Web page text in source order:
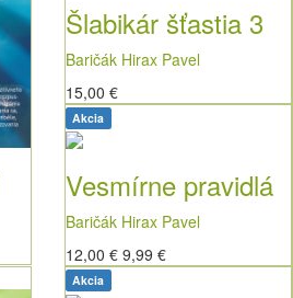
Šlabikár šťastia 3
Baričák Hirax Pavel
15,00 €
Akcia
Vesmírne pravidlá
Baričák Hirax Pavel
12,00 € 9,99 €
Akcia